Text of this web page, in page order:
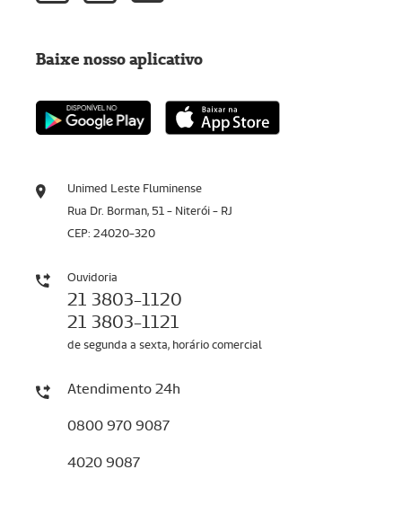
Unimed Leste Fluminense
Rua Dr. Borman, 51 - Niterói - RJ
CEP: 24020-320
Ouvidoria
21 3803-1120
21 3803-1121
de segunda a sexta, horário comercial
Atendimento 24h
0800 970 9087
4020 9087
Baixe nosso aplicativo